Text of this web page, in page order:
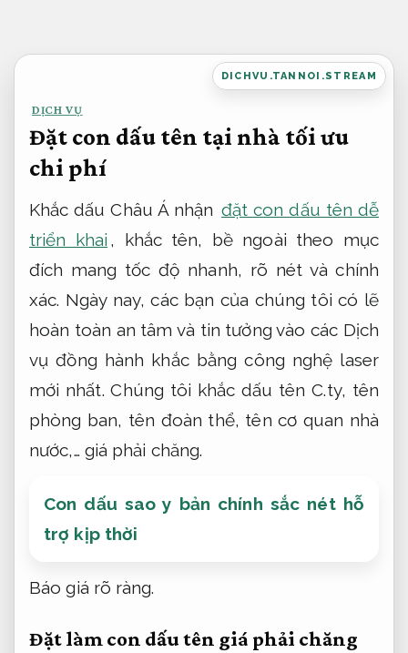
dung
DICHVU.TANNOI.STREAM
DỊCH VỤ
Đặt con dấu tên tại nhà tối ưu
chi phí
Khắc dấu Châu Á nhận đặt con dấu tên dễ
triển khai , khắc tên, bề ngoài theo mục
đích mang tốc độ nhanh, rõ nét và chính
xác. Ngày nay, các bạn của chúng tôi có lẽ
hoàn toàn an tâm và tin tưởng vào các Dịch
vụ đồng hành khắc bằng công nghệ laser
mới nhất. Chúng tôi khắc dấu tên C.ty, tên
phòng ban, tên đoàn thể, tên cơ quan nhà
nước,… giá phải chăng.
Con dấu sao y bản chính sắc nét hỗ
trợ kịp thời
Báo giá rõ ràng.
Đặt làm con dấu tên giá phải chăng